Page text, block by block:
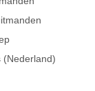
(Nederland)